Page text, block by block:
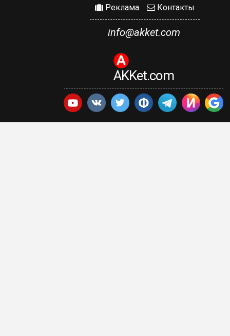
Реклама Контакты
info@akket.com
AKKet.com